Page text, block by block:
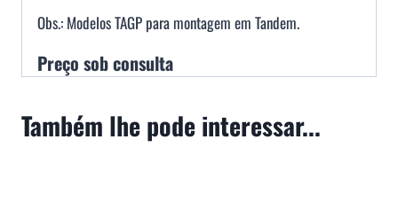
Obs.: Modelos TAGP para montagem em Tandem.
Preço sob consulta
Também lhe pode interessar...